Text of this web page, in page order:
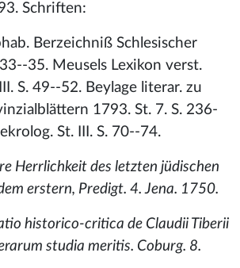
Schriften:
Berzeichniß Schlesischer
35. Meusels Lexikon verst.
S. 49--52. Beylage literar. zu
1793. St. 7. S. 236-
St. III. S. 70--74.
Herrlichkeit des letzten jüdischen
erstern, Predigt. 4. Jena. 1750.
historico-critica de Claudii Tiberii
studia meritis. Coburg. 8.